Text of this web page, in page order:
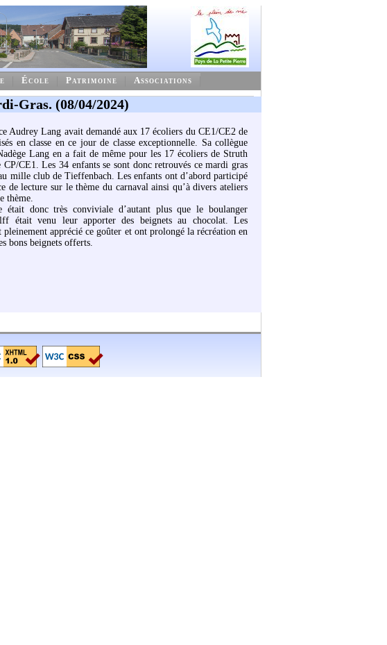
École Patrimoine Associations
Gras. (08/04/2024)
Audrey Lang avait demandé aux 17 écoliers du CE1/CE2 de
en classe en ce jour de classe exceptionnelle. Sa collègue
Lang en a fait de même pour les 17 écoliers de Struth
CP/CE1. Les 34 enfants se sont donc retrouvés ce mardi gras
mille club de Tieffenbach. Les enfants ont d’abord participé
de lecture sur le thème du carnaval ainsi qu’à divers ateliers
thème.
était donc très conviviale d’autant plus que le boulanger
était venu leur apporter des beignets au chocolat. Les
pleinement apprécié ce goûter et ont prolongé la récréation en
bons beignets offerts.